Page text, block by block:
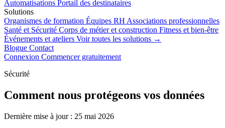
Automatisations Portail des destinataires
Solutions
Organismes de formation Équipes RH Associations professionnelles
Santé et Sécurité Corps de métier et construction Fitness et bien-être
Événements et ateliers Voir toutes les solutions →
Blogue Contact
Connexion Commencer gratuitement
Sécurité
Comment nous protégeons vos données
Dernière mise à jour : 25 mai 2026